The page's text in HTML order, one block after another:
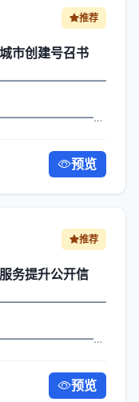
推荐
市创建号召书
预览
推荐
务提升公开信
预览